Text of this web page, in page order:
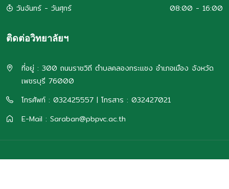
วันจันทร์ - วันศุกร์ 08:00 - 16:00
ติดต่อวิทยาลัยฯ
ที่อยู่ : 300 ถนนราชวิถี ตำบลคลองกระแชง อำเภอเมือง จังหวัด
เพชรบุรี 76000
โทรศัพท์ : 032425557 | โทรสาร : 032427021
E-Mail : Saraban@pbpvc.ac.th